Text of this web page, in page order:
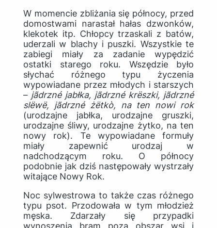
W momencie zbliżania się północy, przed
domostwami narastał hałas dzwonków,
klekotek itp. Chłopcy trzaskali z batów,
uderzali w blachy i puszki. Wszystkie te
zabiegi miały za zadanie wypędzić
ostatki starego roku. Wszędzie było
słychać różnego typu życzenia
wypowiadane przez młodych i starszych
– jãdrzné jabłka, jãdrzné krëszki, jãdrzné
slëwë, jãdrzné żëtkò, na ten nowi rok
(urodzajne jabłka, urodzajne gruszki,
urodzajne śliwy, urodzajne żytko, na ten
nowy rok). Te wypowiadane formuły
miały zapewnić urodzaj w
nadchodzącym roku. O północy
podobnie jak dziś następowały wystrzały
witające Nowy Rok.
Noc sylwestrowa to także czas różnego
typu psot. Przodowała w tym młodzież
męska. Zdarzały się przypadki
wynoszenia bram poza obszar wsi i